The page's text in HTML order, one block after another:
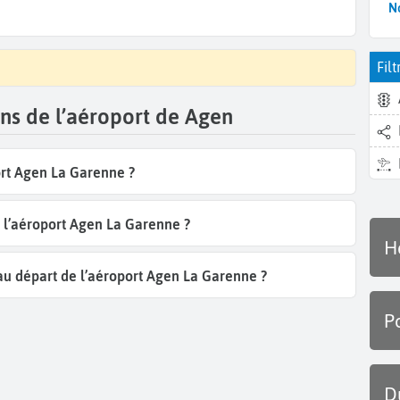
de l’aéroport de Agen
Agen La Garenne ?
Agen La Garenne ?
départ de l’aéroport Agen La Garenne ?